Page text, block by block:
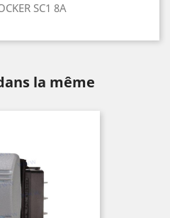
SC1 8A
la même